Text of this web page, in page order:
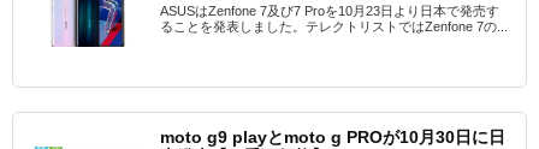
ASUSはZenfone 7及び7 Proを10月23日より日本で発売す
ることを発表しました。テレクトリストではZenfone 7の...
moto g9 playとmoto g PROが10月30日に日